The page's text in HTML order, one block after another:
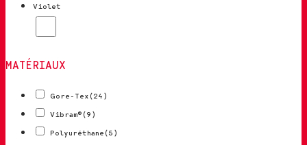
Violet
MATÉRIAUX
Gore-Tex (24)
Vibram® (9)
Polyuréthane (5)